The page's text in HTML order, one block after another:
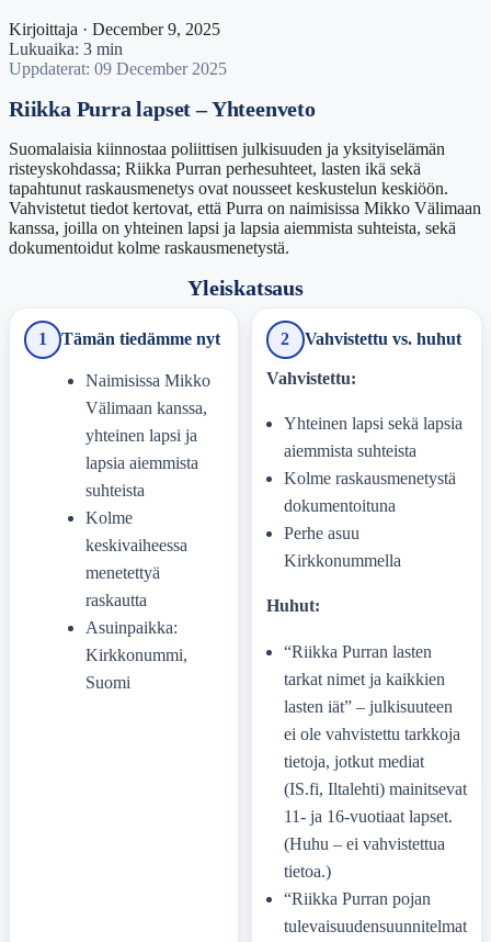
Kirjoittaja · December 9, 2025
Lukuaika: 3 min
Uppdaterat: 09 December 2025
Riikka Purra lapset – Yhteenveto
Suomalaisia kiinnostaa poliittisen julkisuuden ja yksityiselämän
risteyskohdassa; Riikka Purran perhesuhteet, lasten ikä sekä
tapahtunut raskausmenetys ovat nousseet keskustelun keskiöön.
Vahvistetut tiedot kertovat, että Purra on naimisissa Mikko Välimaan
kanssa, joilla on yhteinen lapsi ja lapsia aiemmista suhteista, sekä
dokumentoidut kolme raskausmenetystä.
Yleiskatsaus
1 Tämän tiedämme nyt
Naimisissa Mikko
Välimaan kanssa,
yhteinen lapsi ja
lapsia aiemmista
suhteista
Kolme
keskivaiheessa
menetettyä
raskautta
Asuinpaikka:
Kirkkonummi,
Suomi
2 Vahvistettu vs. huhut
Vahvistettu:
Yhteinen lapsi sekä lapsia
aiemmista suhteista
Kolme raskausmenetystä
dokumentoituna
Perhe asuu
Kirkkonummella
Huhut:
“Riikka Purran lasten
tarkat nimet ja kaikkien
lasten iät” – julkisuuteen
ei ole vahvistettu tarkkoja
tietoja, jotkut mediat
(IS.fi, Iltalehti) mainitsevat
11- ja 16-vuotiaat lapset.
(Huhu – ei vahvistettua
tietoa.)
“Riikka Purran pojan
tulevaisuudensuunnitelmat